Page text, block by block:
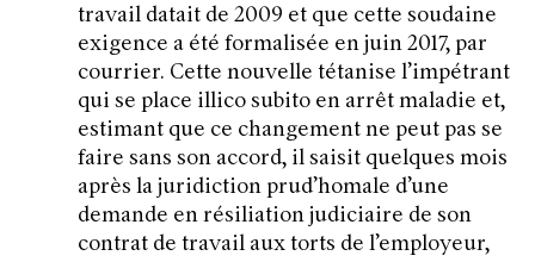
travail datait de 2009 et que cette soudaine
exigence a été formalisée en juin 2017, par
courrier. Cette nouvelle tétanise l’impétrant
qui se place illico subito en arrêt maladie et,
estimant que ce changement ne peut pas se
faire sans son accord, il saisit quelques mois
après la juridiction prud’homale d’une
demande en résiliation judiciaire de son
contrat de travail aux torts de l’employeur,